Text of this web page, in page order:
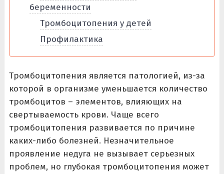
беременности
Тромбоцитопения у детей
Профилактика
Тромбоцитопения является патологией, из-за
которой в организме уменьшается количество
тромбоцитов – элементов, влияющих на
свертываемость крови. Чаще всего
тромбоцитопения развивается по причине
каких-либо болезней. Незначительное
проявление недуга не вызывает серьезных
проблем, но глубокая тромбоцитопения может